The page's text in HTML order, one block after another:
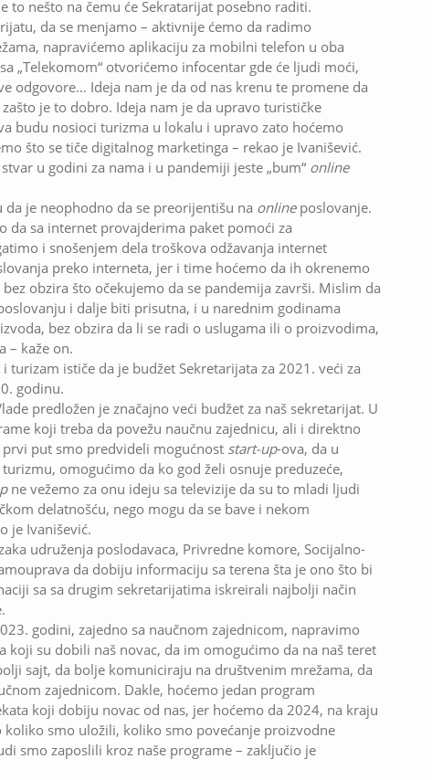
to nešto na čemu će Sekratarijat posebno raditi.
da se menjamo – aktivnije ćemo da radimo
napravićemo aplikaciju za mobilni telefon u oba
„Telekomom“ otvorićemo infocentar gde će ljudi moći,
odgovore… Ideja nam je da od nas krenu te promene da
je to dobro. Ideja nam je da upravo turističke
budu nosioci turizma u lokalu i upravo zato hoćemo
što se tiče digitalnog marketinga – rekao je Ivanišević.
u godini za nama i u pandemiji jeste „bum“ online
je neophodno da se preorijentišu na onlineposlovanje.
da sa internet provajderima paket pomoći za
i snošenjem dela troškova odžavanja internet
preko interneta, jer i time hoćemo da ih okrenemo
obzira što očekujemo da se pandemija završi. Mislim da
i dalje biti prisutna, i u narednim godinama
bez obzira da li se radi o uslugama ili o proizvodima,
– kaže on.
turizam ističe da je budžet Sekretarijata za 2021. veći za
godinu.
predložen je značajno veći budžet za naš sekretarijat. U
koji treba da povežu naučnu zajednicu, ali i direktno
put smo predvideli mogućnost start-up-ova, da u
omogućimo da ko god želi osnuje preduzeće,
ne vežemo za onu ideju sa televizije da su to mladi ljudi
delatnošću, nego mogu da se bave i nekom
je Ivanišević.
udruženja poslodavaca, Privredne komore, Socijalno-
da dobiju informaciju sa terena šta je ono što bi
sa sa drugim sekretarijatima iskreirali najbolji način
godini, zajedno sa naučnom zajednicom, napravimo
koji su dobili naš novac, da im omogućimo da na naš teret
sajt, da bolje komuniciraju na društvenim mrežama, da
zajednicom. Dakle, hoćemo jedan program
koji dobiju novac od nas, jer hoćemo da 2024, na kraju
koliko smo uložili, koliko smo povećanje proizvodne
smo zaposlili kroz naše programe – zaključio je